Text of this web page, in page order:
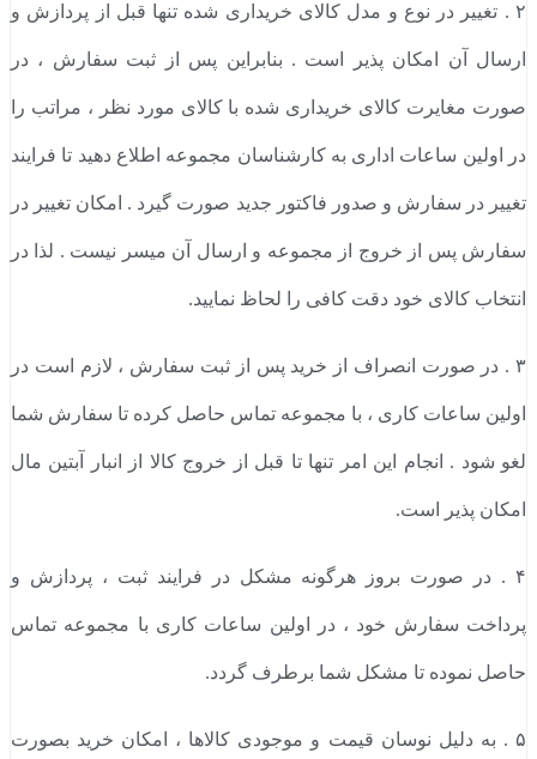
۲ . تغییر در نوع و مدل کالای خریداری شده تنها قبل از پردازش و
ارسال آن امکان پذیر است . بنابراین پس از ثبت سفارش ، در
صورت مغایرت کالای خریداری شده با کالای مورد نظر ، مراتب را
در اولین ساعات اداری به کارشناسان مجموعه اطلاع دهید تا فرایند
تغییر در سفارش و صدور فاکتور جدید صورت گیرد . امکان تغییر در
سفارش پس از خروج از مجموعه و ارسال آن میسر نیست . لذا در
انتخاب کالای خود دقت کافی را لحاظ نمایید.
۳ . در صورت انصراف از خرید پس از ثبت سفارش ، لازم است در
اولین ساعات کاری ، با مجموعه تماس حاصل کرده تا سفارش شما
لغو شود . انجام این امر تنها تا قبل از خروج کالا از انبار آبتین مال
امکان پذیر است.
۴ . در صورت بروز هرگونه مشکل در فرایند ثبت ، پردازش و
پرداخت سفارش خود ، در اولین ساعات کاری با مجموعه تماس
حاصل نموده تا مشکل شما برطرف گردد.
۵ . به دلیل نوسان قیمت و موجودی کالاها ، امکان خرید بصورت